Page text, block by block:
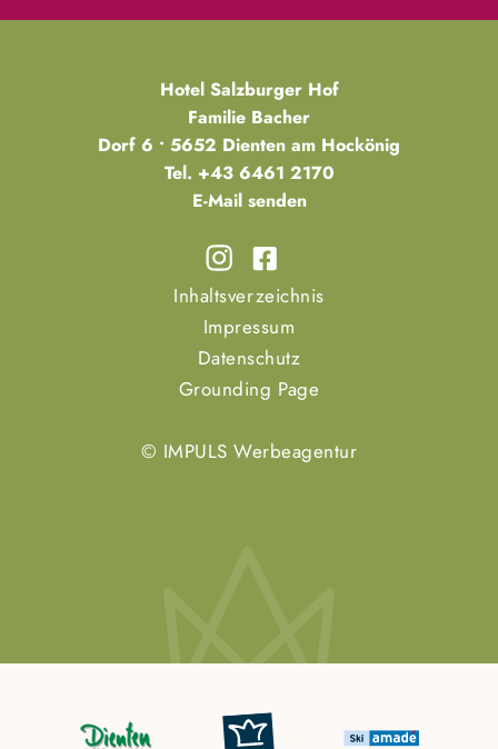
Hotel Salzburger Hof
Familie Bacher
Dorf 6 • 5652 Dienten am Hockönig
Tel. +43 6461 2170
E-Mail senden
Inhaltsverzeichnis
Impressum
Datenschutz
Grounding Page
© IMPULS Werbeagentur